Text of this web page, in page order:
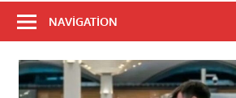
NAVIGATION